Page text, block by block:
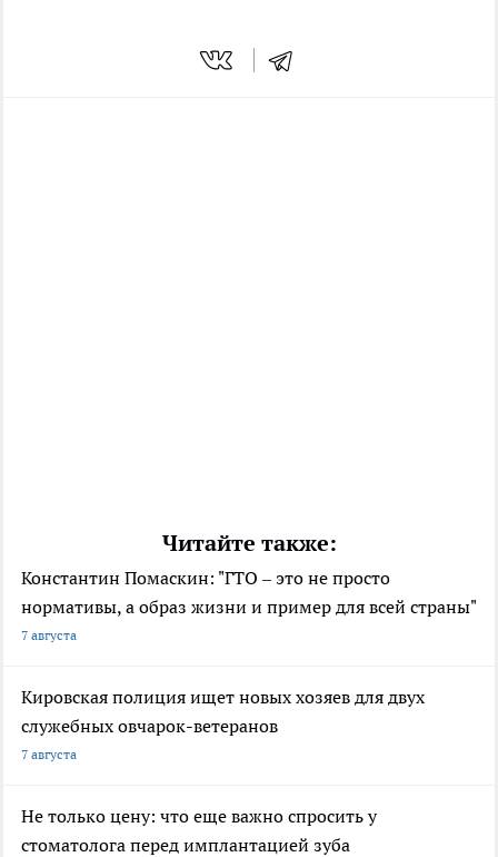
Читайте также:
Константин Помаскин: "ГТО – это не просто
нормативы, а образ жизни и пример для всей страны"
7 августа
Кировская полиция ищет новых хозяев для двух
служебных овчарок-ветеранов
7 августа
Не только цену: что еще важно спросить у
стоматолога перед имплантацией зуба